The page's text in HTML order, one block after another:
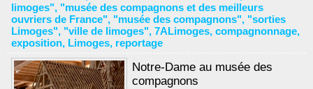
limoges", "musée des compagnons et des meilleurs
ouvriers de France", "musée des compagnons", "sorties
Limoges", "ville de limoges", 7ALimoges, compagnonnage,
exposition, Limoges, reportage
Notre-Dame au musée des
compagnons